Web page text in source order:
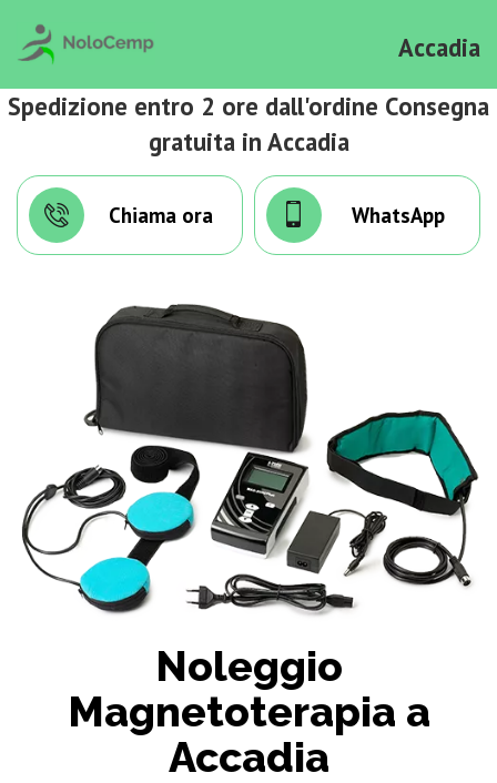
Accadia
Spedizione entro 2 ore dall'ordine Consegna
gratuita in Accadia
Chiama ora WhatsApp
Noleggio
Magnetoterapia a
Accadia